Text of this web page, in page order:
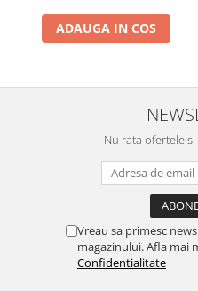
ADAUGA IN COS
Nu rata ofertele
Vreau sa primesc
magazinului. Afla mai
Confidentialitate